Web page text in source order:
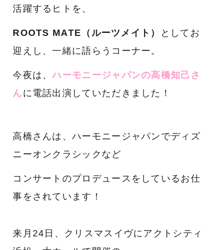
活躍するヒトを、
ROOTS MATE（ルーツメイト）
としてお
迎えし、一緒に語らうコーナー。
今夜は、ハーモニージャパンの高橋知己 さ
んに電話出演していただきました！
高橋さんは、ハーモニージャパンでディズ
ニーオンクラシックなど
コンサートのプロデュースをしているお仕
事をされています！
来月24日、クリスマスイヴにアクトシティ